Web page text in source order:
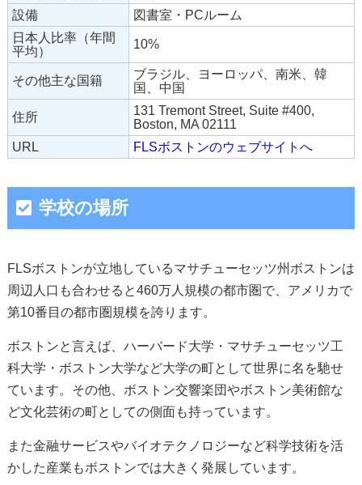
設備
図書室・PCルーム
日本人比率（年間
平均）
10%
その他主な国籍
ブラジル、ヨーロッパ、南米、韓
国、中国
住所
131 Tremont Street, Suite #400,
Boston, MA 02111
URL
FLSボストンのウェブサイトへ
学校の場所
FLSボストンが立地しているマサチューセッツ州ボストンは
周辺人口も合わせると460万人規模の都市圏で、アメリカで
第10番目の都市圏規模を誇ります。
ボストンと言えば、ハーバード大学・マサチューセッツ工
科大学・ボストン大学など大学の町として世界に名を馳せ
ています。その他、ボストン交響楽団やボストン美術館な
ど文化芸術の町としての側面も持っています。
また金融サービスやバイオテクノロジーなど科学技術を活
かした産業もボストンでは大きく発展しています。